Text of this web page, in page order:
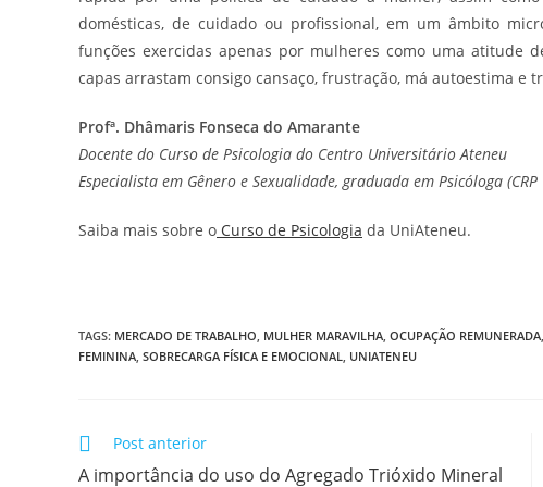
domésticas, de cuidado ou profissional, em um âmbito
funções exercidas apenas por mulheres como uma atitude
capas arrastam consigo cansaço, frustração, má autoestima e
Profª. Dhâmaris Fonseca do Amarante
Docente do Curso de Psicologia do Centro Universitário Ateneu
Especialista em Gênero e Sexualidade, graduada em Psicóloga
Saiba mais sobre o Curso de Psicologia da UniAteneu.
TAGS: MERCADO DE TRABALHO MULHER MARAVILHA OCUPAÇÃO REMUNERADA
FEMININA SOBRECARGA FÍSICA E EMOCIONAL UNIATENEU
Leia
Post anterior
A importância do uso do Agregado Trióxido Mineral